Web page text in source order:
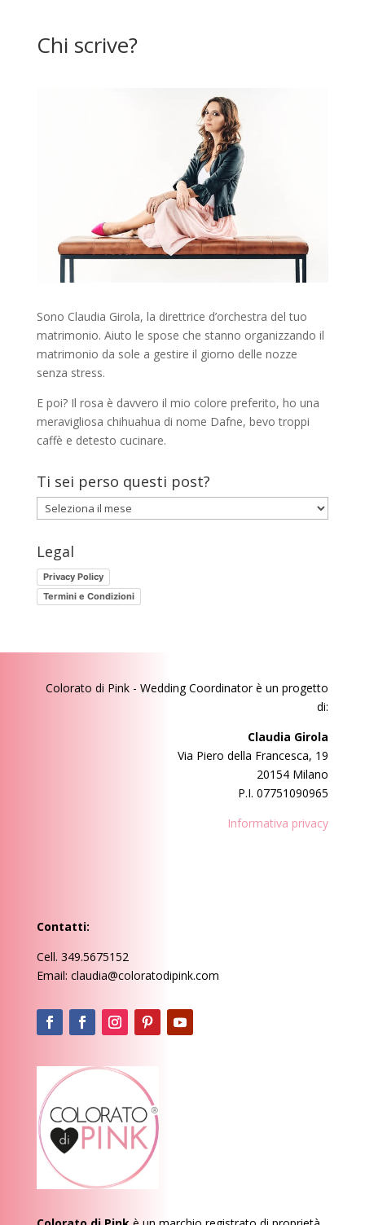
Chi scrive?
Sono Claudia Girola, la direttrice d’orchestra del tuo
matrimonio. Aiuto le spose che stanno organizzando il
matrimonio da sole a gestire il giorno delle nozze
senza stress.
E poi? Il rosa è davvero il mio colore preferito, ho una
meravigliosa chihuahua di nome Dafne, bevo troppi
caffè e detesto cucinare.
Ti sei perso questi post?
sei
questi
post?
Legal
Privacy Policy
Termini e Condizioni
Colorato di Pink - Wedding Coordinatorè un progetto
di:
Claudia Girola
Via Piero della Francesca, 19
20154 Milano
P.I. 07751090965
Informativa privacy
Contatti:
Cell. 349.5675152
Email: claudia@coloratodipink.com